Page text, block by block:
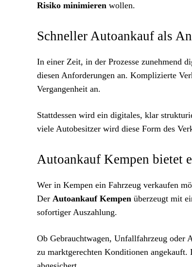
Risiko minimieren wollen.
Schneller Autoankauf als
In einer Zeit, in der Prozesse zunehmend
diesen Anforderungen an. Komplizierte
Vergangenheit an.
Stattdessen wird ein digitales, klar
viele Autobesitzer wird diese Form des
Autoankauf Kempen bietet
Wer in Kempen ein Fahrzeug verkaufen
Der Autoankauf Kempen überzeugt mit
sofortiger Auszahlung.
Ob Gebrauchtwagen, Unfallfahrzeug oder
zu marktgerechten Konditionen